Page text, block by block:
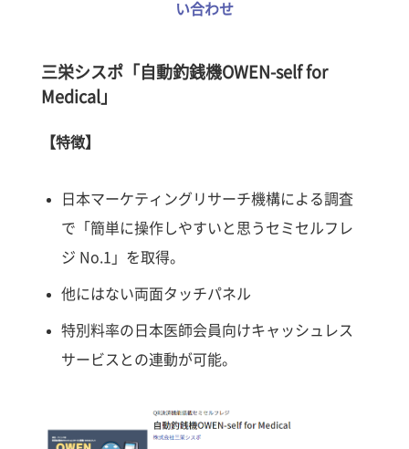
い合わせ
三栄シスポ「自動釣銭機OWEN-self for
Medical」
【特徴】
日本マーケティングリサーチ機構による調査
で「簡単に操作しやすいと思うセミセルフレ
ジ No.1」を取得。
他にはない両面タッチパネル
特別料率の日本医師会員向けキャッシュレス
サービスとの連動が可能。